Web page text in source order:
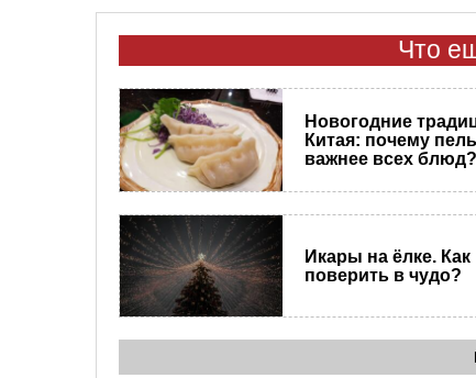
Что
Новогодние
Китая: почему
важнее всех блюд?
Икары на ёлке. Как
поверить в чудо?